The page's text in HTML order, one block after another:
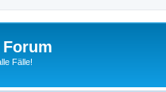
Forum
Fälle!